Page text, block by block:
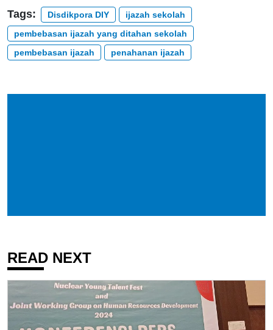
Tags: Disdikpora DIY
ijazah sekolah
pembebasan ijazah yang ditahan sekolah
pembebasan ijazah
penahanan ijazah
READ NEXT